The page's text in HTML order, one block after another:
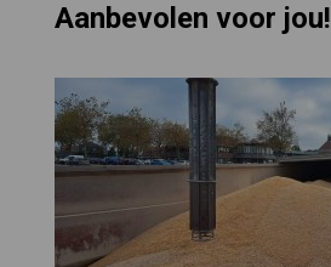
Aanbevolen voor jou!